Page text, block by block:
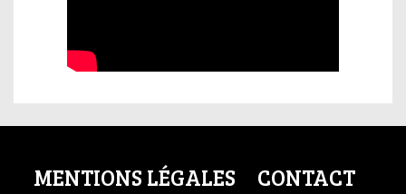
MENTIONS LÉGALES CONTACT